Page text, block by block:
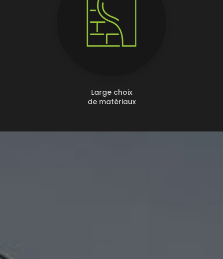
Large choix
de matériaux